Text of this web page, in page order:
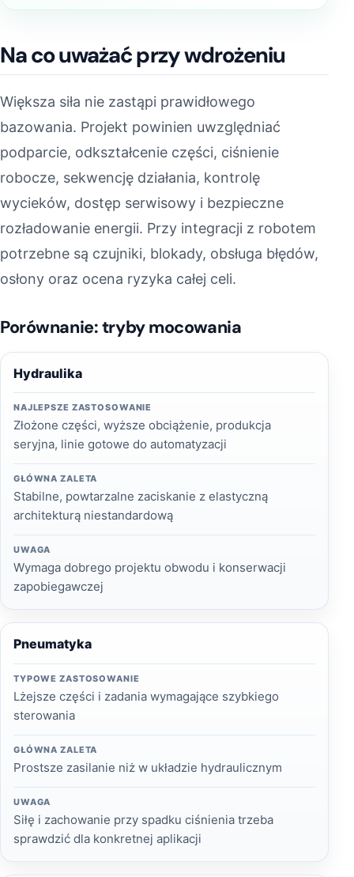
Na co uważać przy wdrożeniu
Większa siła nie zastąpi prawidłowego
bazowania. Projekt powinien uwzględniać
podparcie, odkształcenie części, ciśnienie
robocze, sekwencję działania, kontrolę
wycieków, dostęp serwisowy i bezpieczne
rozładowanie energii. Przy integracji z robotem
potrzebne są czujniki, blokady, obsługa błędów,
osłony oraz ocena ryzyka całej celi.
Porównanie: tryby mocowania
Hydraulika
NAJLEPSZE ZASTOSOWANIE
Złożone części, wyższe obciążenie, produkcja
seryjna, linie gotowe do automatyzacji
GŁÓWNA ZALETA
Stabilne, powtarzalne zaciskanie z elastyczną
architekturą niestandardową
UWAGA
Wymaga dobrego projektu obwodu i konserwacji
zapobiegawczej
Pneumatyka
TYPOWE ZASTOSOWANIE
Lżejsze części i zadania wymagające szybkiego
sterowania
GŁÓWNA ZALETA
Prostsze zasilanie niż w układzie hydraulicznym
UWAGA
Siłę i zachowanie przy spadku ciśnienia trzeba
sprawdzić dla konkretnej aplikacji